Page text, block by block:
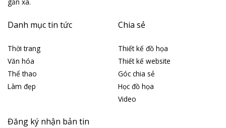
Danh mục tin tức
Thời trang
Văn hóa
Thể thao
Làm đẹp
Chia sẻ
Thiết kế đồ họa
Thiết kế website
Góc chia sẻ
Học đồ họa
Video
Đăng ký nhận bản tin